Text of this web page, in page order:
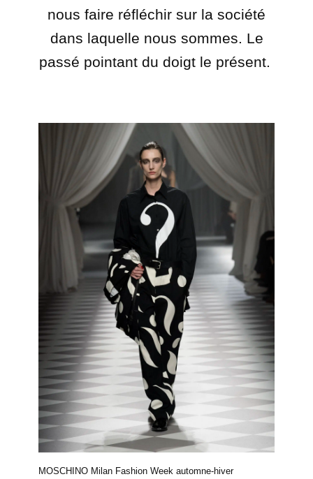
nous faire réfléchir sur la société
dans laquelle nous sommes. Le
passé pointant du doigt le présent.
MOSCHINO Milan Fashion Week automne-hiver